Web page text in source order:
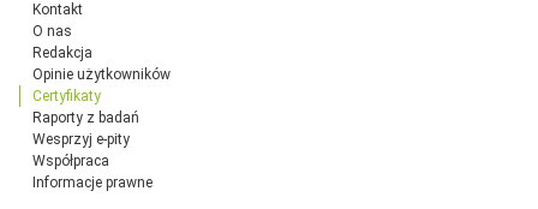
Kontakt
O nas
Redakcja
Opinie użytkowników
Certyfikaty
Raporty z badań
Wesprzyj e-pity
Współpraca
Informacje prawne